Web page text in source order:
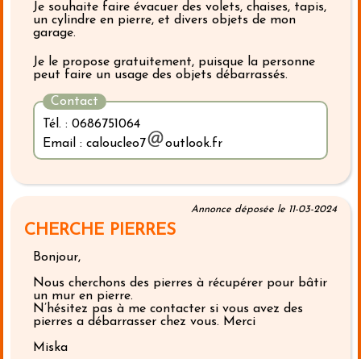
Je souhaite faire évacuer des volets, chaises, tapis,
un cylindre en pierre, et divers objets de mon
garage.
Je le propose gratuitement, puisque la personne
peut faire un usage des objets débarrassés.
Contact
Tél. : 0686751064
Email : caloucleo7
outlook.fr
Annonce déposée le 11-03-2024
CHERCHE PIERRES
Bonjour,
Nous cherchons des pierres à récupérer pour bâtir
un mur en pierre.
N’hésitez pas à me contacter si vous avez des
pierres a débarrasser chez vous. Merci
Miska